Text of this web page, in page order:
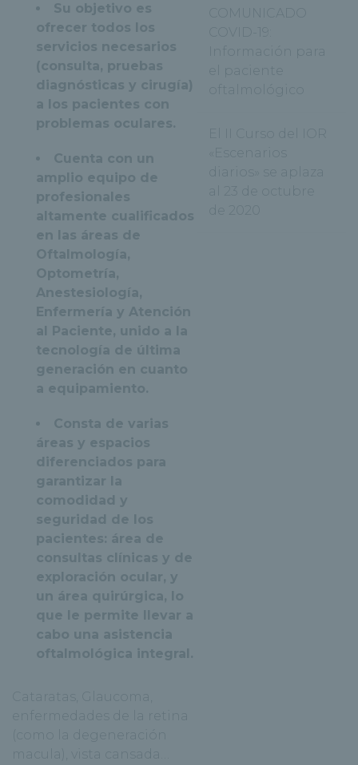
Su objetivo es
ofrecer todos los
servicios necesarios
(consulta, pruebas
diagnósticas y cirugía)
a los pacientes con
problemas oculares.
Cuenta con un
amplio equipo de
profesionales
altamente cualificados
en las áreas de
Oftalmología,
Optometría,
Anestesiología,
Enfermería y Atención
al Paciente, unido a la
tecnología de última
generación en cuanto
a equipamiento.
Consta de varias
áreas y espacios
diferenciados para
garantizar la
comodidad y
seguridad de los
pacientes: área de
consultas clínicas y de
exploración ocular, y
un área quirúrgica, lo
que le permite llevar a
cabo una asistencia
oftalmológica integral.
Cataratas, Glaucoma,
enfermedades de la retina
(como la degeneración
macula), vista cansada…
COMUNICADO
COVID-19:
Información para
el paciente
oftalmológico
El II Curso del IOR
«Escenarios
diarios» se aplaza
al 23 de octubre
de 2020